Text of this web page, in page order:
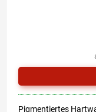
Pigmentiertes